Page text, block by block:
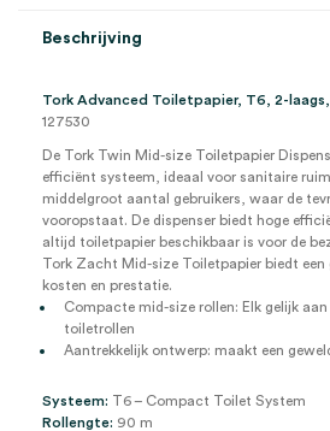
(27)
Beschrijving
Tork Advanced Toiletpapier, T6, 2-
127530
De Tork Twin Mid-size Toiletpapier
efficiënt systeem, ideaal voor sanitaire
middelgroot aantal gebruikers, waar de
vooropstaat. De dispenser biedt hoge
altijd toiletpapier beschikbaar is voor de
Tork Zacht Mid-size Toiletpapier biedt een
kosten en prestatie.
Compacte mid-size rollen: Elk gelijk
toiletrollen
Aantrekkelijk ontwerp: maakt een
Systeem: T6 – Compact Toilet System
Rollengte: 90 m